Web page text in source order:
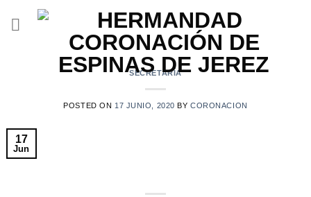
SECRETARÍA
POSTED ON 17 JUNIO, 2020 BYCORONACION
17
Jun